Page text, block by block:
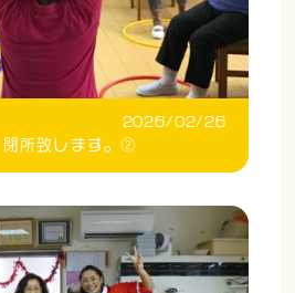
2026/02/26
閉所致します。②